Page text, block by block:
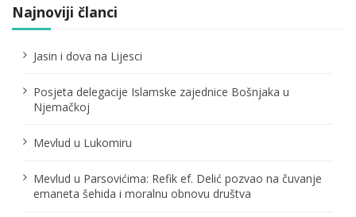
j
l
a
Najnoviji članci
Jasin i dova na Lijesci
Posjeta delegacije Islamske zajednice Bošnjaka u
Njemačkoj
Mevlud u Lukomiru
Mevlud u Parsovićima: Refik ef. Delić pozvao na čuvanje
emaneta šehida i moralnu obnovu društva